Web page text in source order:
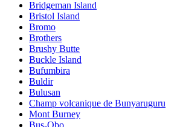
Bridgeman Island
Bristol Island
Bromo
Brothers
Brushy Butte
Buckle Island
Bufumbira
Buldir
Bulusan
Champ volcanique de Bunyaruguru
Mont Burney
Bus-Obo